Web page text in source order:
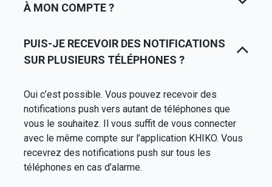
À MON COMPTE ?
PUIS-JE RECEVOIR DES NOTIFICATIONS
SUR PLUSIEURS TÉLÉPHONES ?
Oui c’est possible. Vous pouvez recevoir des
notifications push vers autant de téléphones que
vous le souhaitez. Il vous suffit de vous connecter
avec le même compte sur l’application KHIKO. Vous
recevrez des notifications push sur tous les
téléphones en cas d’alarme.